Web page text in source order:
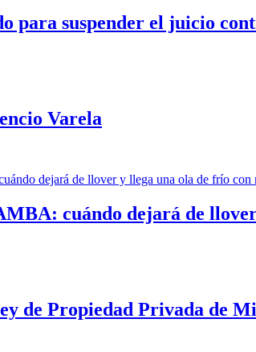
para suspender el juicio
Varela
cuándo dejará de
de Propiedad Privada de